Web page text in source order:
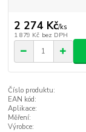
2 274 Kč/ks
1 879 Kč bez DPH
Číslo produktu:
EAN kód:
Aplikace:
Měření:
Výrobce: